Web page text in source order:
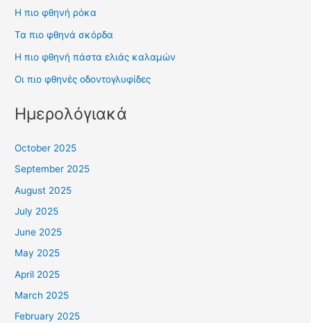
Η πιο φθηνή ρόκα
Τα πιο φθηνά σκόρδα
Η πιο φθηνή πάστα ελιάς καλαμών
Οι πιο φθηνές οδοντογλυφίδες
Ημερολόγιακά
October 2025
September 2025
August 2025
July 2025
June 2025
May 2025
April 2025
March 2025
February 2025